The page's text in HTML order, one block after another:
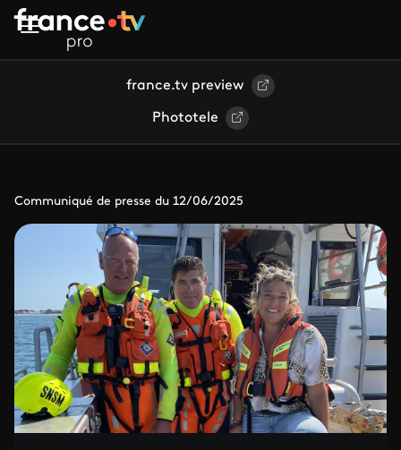
Aller au contenu principal
france.tv preview
Phototele
Communiqué de presse du 12/06/2025